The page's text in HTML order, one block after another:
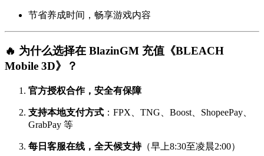
节省养成时间，畅享游戏内容
🔥 为什么选择在 BlazinGM 充值《BLEACH
Mobile 3D》？
官方授权合作，安全有保障
支持本地支付方式 ：FPX、TNG、Boost、ShopeePay、
GrabPay 等
每日客服在线，全天候支持（早上8:30至凌晨2:00）